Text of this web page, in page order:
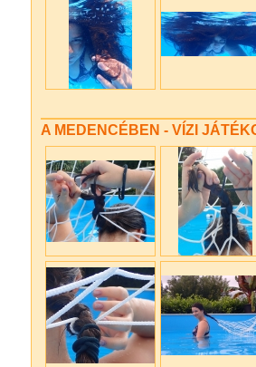
A MEDENCÉBEN - VÍZI